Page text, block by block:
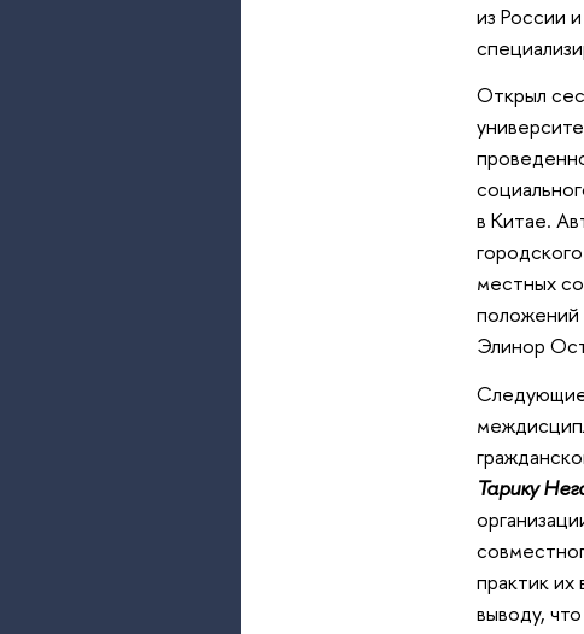
из России
Открыл
в Китае.
местных
положений
Элинор
Следующие
Тарику
практик
выводу,